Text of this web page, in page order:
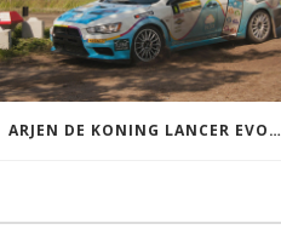
ARJEN DE KONING LANCER EVOLUTION X R4